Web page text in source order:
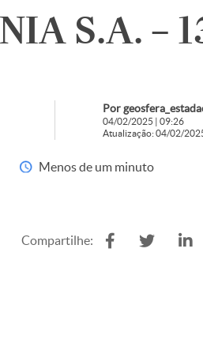
S.A. –
Por
04/02/2025 | 09:26
Atualização: 04/02/
Menos de um minuto
Compartilhe: